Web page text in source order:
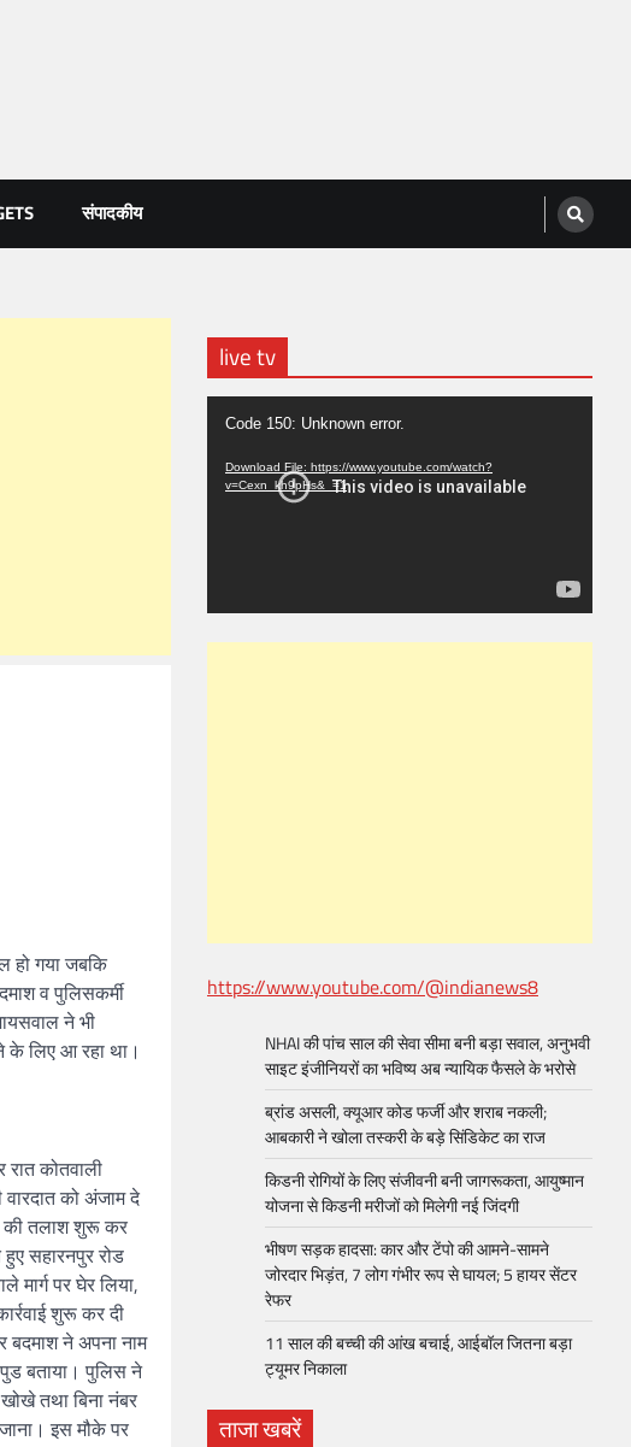
संपादकीय
हो गया जबकि
व पुलिसकर्मी
ने भी
के लिए आ रहा था।
कोतवाली
को अंजाम दे
की तलाश शुरू कर
सहारनपुर रोड
मार्ग पर घेर लिया,
शुरू कर दी
बदमाश ने अपना नाम
बताया। पुलिस ने
तथा बिना नंबर
इस मौके पर
live tv
Video
Player
Code 150: Unknown error.
Download File: https://www.youtube.com/watch?
v=Cexn_kh9pHs&_=1
https://www.youtube.com/@indianews8
NHAI की पांच साल की सेवा सीमा बनी बड़ा सवाल, अनुभवी
साइट इंजीनियरों का भविष्य अब न्यायिक फैसले के भरोसे
ब्रांड असली, क्यूआर कोड फर्जी और शराब नकली;
आबकारी ने खोला तस्करी के बड़े सिंडिकेट का राज
किडनी रोगियों के लिए संजीवनी बनी जागरूकता, आयुष्मान
योजना से किडनी मरीजों को मिलेगी नई जिंदगी
भीषण सड़क हादसा: कार और टेंपो की आमने-सामने
जोरदार भिड़ंत, 7 लोग गंभीर रूप से घायल; 5 हायर सेंटर
रेफर​
11 साल की बच्ची की आंख बचाई, आईबॉल जितना बड़ा
ट्यूमर निकाला
ताजा खबरें